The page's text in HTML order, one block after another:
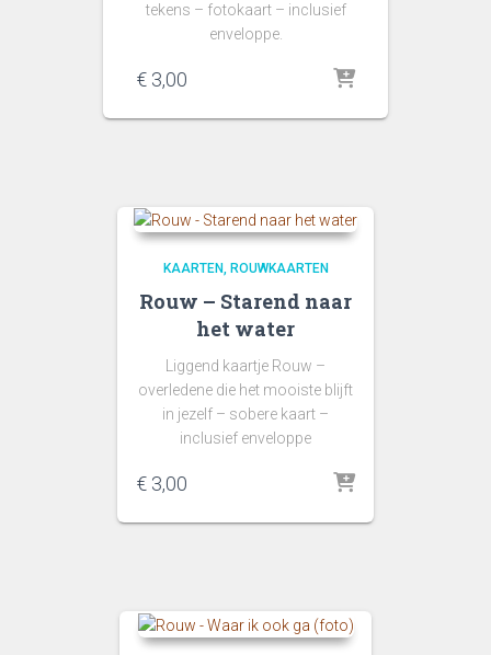
tekens – fotokaart – inclusief
enveloppe.
€ 3,00
KAARTEN ROUWKAARTEN
Rouw – Starend naar
het water
Liggend kaartje Rouw –
overledene die het mooiste blijft
in jezelf – sobere kaart –
inclusief enveloppe
€ 3,00